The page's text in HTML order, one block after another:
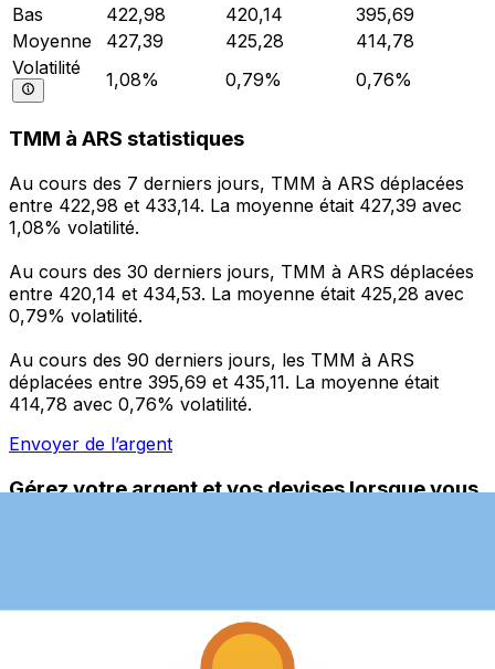
Bas
422,98 420,14
395,69
Moyenne
427,39 425,28
414,78
Volatilité
1,08% 0,79% 0,76%
TMM à ARS statistiques
Au cours des 7 derniers jours, TMM à ARS déplacées
entre 422,98 et 433,14. La moyenne était 427,39 avec
1,08% volatilité.
Au cours des 30 derniers jours, TMM à ARS déplacées
entre 420,14 et 434,53. La moyenne était 425,28 avec
0,79% volatilité.
Au cours des 90 derniers jours, les TMM à ARS
déplacées entre 395,69 et 435,11. La moyenne était
414,78 avec 0,76% volatilité.
Envoyer de l’argent
Gérez votre argent et vos devises lorsque vous
programmez des alertes de taux et transférez de
l'argent à l'étranger sans frais cachés. Téléchargez